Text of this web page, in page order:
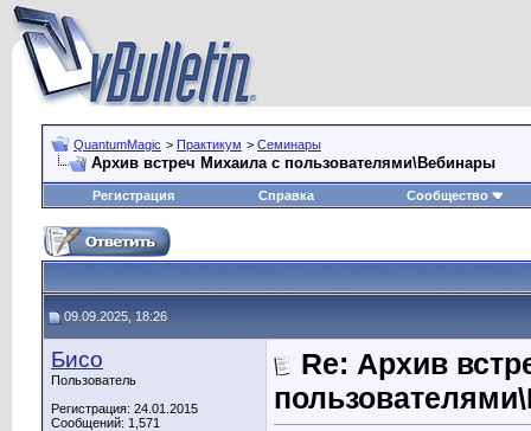
QuantumMagic > Практикум > Семинары
Архив встреч Михаила с пользователями\Вебинары
Регистрация Справка Сообщество
09.09.2025, 18:26
Бисо
Пользователь
Регистрация: 24.01.2015
Сообщений: 1,571
Re: Архив